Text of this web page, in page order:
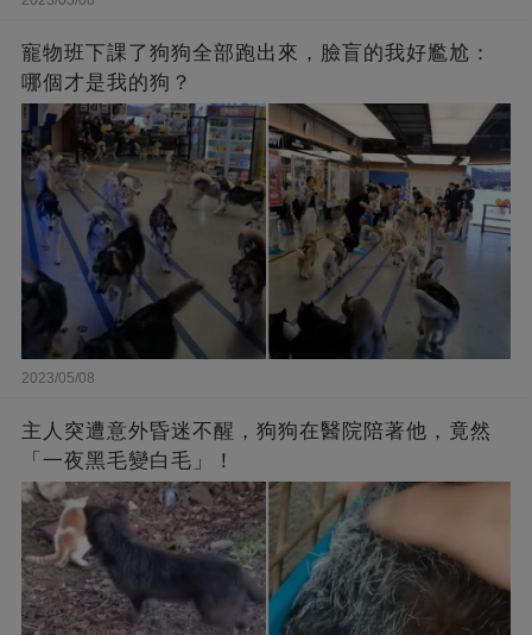
寵物班下課了狗狗全部跑出來，臉盲的我好尷尬：
哪個才是我的狗？
2023/05/08
主人突遭意外昏迷不醒，狗狗在醫院陪著他，竟然
「一夜黑毛變白毛」！